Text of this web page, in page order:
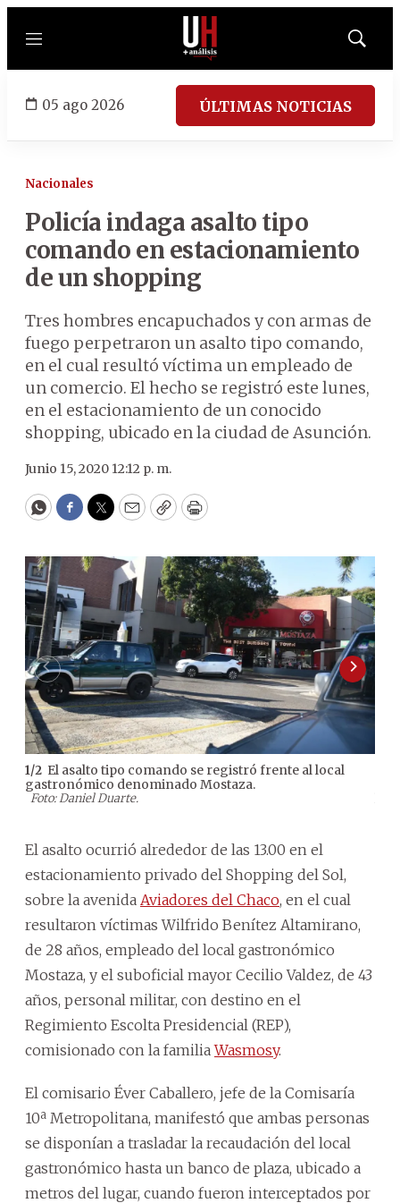
Menú
Mostrar
05 ago 2026 ÚLTIMAS NOTICIAS
Nacionales
Policía indaga asalto tipo
comando en estacionamiento
de un shopping
Tres hombres encapuchados y con armas de
fuego perpetraron un asalto tipo comando,
en el cual resultó víctima un empleado de
un comercio. El hecho se registró este lunes,
en el estacionamiento de un conocido
shopping, ubicado en la ciudad de Asunción.
Junio 15, 2020 12:12 p. m.
WhatsApp
Facebook
Twitter
EmailCopyPrint
1/2 El asalto tipo comando se registró frente al local
gastronómico denominado Mostaza.
Foto: Daniel Duarte.
El asalto ocurrió alrededor de las 13.00 en el
estacionamiento privado del Shopping del Sol,
sobre la avenida Aviadores del Chaco, en el cual
resultaron víctimas Wilfrido Benítez Altamirano,
de 28 años, empleado del local gastronómico
Mostaza, y el suboficial mayor Cecilio Valdez, de 43
años, personal militar, con destino en el
Regimiento Escolta Presidencial (REP),
comisionado con la familiaWasmosy.
El comisario Éver Caballero, jefe de la Comisaría
10ª Metropolitana, manifestó que ambas personas
se disponían a trasladar la recaudación del local
gastronómico hasta un banco de plaza, ubicado a
metros del lugar, cuando fueron interceptados por